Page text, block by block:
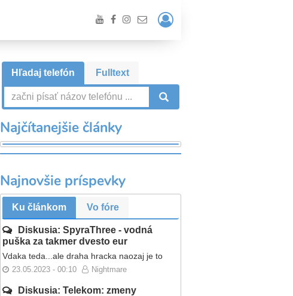
Prihlásiť
/
Registrácia
Hľadaj telefón Fulltext
Najčítanejšie články
Najnovšie príspevky
Ku článkom Vo fóre
Diskusia: SpyraThree - vodná
puška za takmer dvesto eur
Vdaka teda...ale draha hracka naozaj je to
23.05.2023 - 00:10 Nightmare
Diskusia: Telekom: zmeny